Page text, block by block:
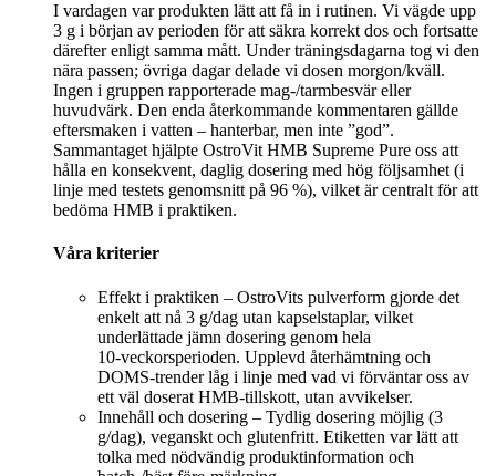
I vardagen var produkten lätt att få in i rutinen. Vi vägde upp
3 g i början av perioden för att säkra korrekt dos och fortsatte
därefter enligt samma mått. Under träningsdagarna tog vi den
nära passen; övriga dagar delade vi dosen morgon/kväll.
Ingen i gruppen rapporterade mag-/tarmbesvär eller
huvudvärk. Den enda återkommande kommentaren gällde
eftersmaken i vatten – hanterbar, men inte ”god”.
Sammantaget hjälpte OstroVit HMB Supreme Pure oss att
hålla en konsekvent, daglig dosering med hög följsamhet (i
linje med testets genomsnitt på 96 %), vilket är centralt för att
bedöma HMB i praktiken.
Våra kriterier
Effekt i praktiken – OstroVits pulverform gjorde det
enkelt att nå 3 g/dag utan kapselstaplar, vilket
underlättade jämn dosering genom hela
10‑veckorsperioden. Upplevd återhämtning och
DOMS-trender låg i linje med vad vi förväntar oss av
ett väl doserat HMB‑tillskott, utan avvikelser.
Innehåll och dosering – Tydlig dosering möjlig (3
g/dag), veganskt och glutenfritt. Etiketten var lätt att
tolka med nödvändig produktinformation och